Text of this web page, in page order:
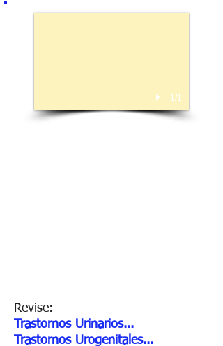
1/1
Revise:
Trastornos Urinarios...
Trastornos Urogenitales...